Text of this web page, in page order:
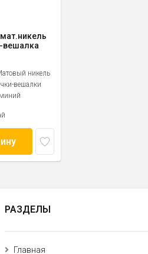
вешалка
никель
вешалки
РАЗДЕЛЫ
Главная